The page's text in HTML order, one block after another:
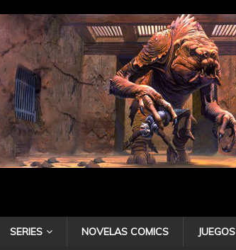
SERIES NOVELAS COMICS JUEGOS